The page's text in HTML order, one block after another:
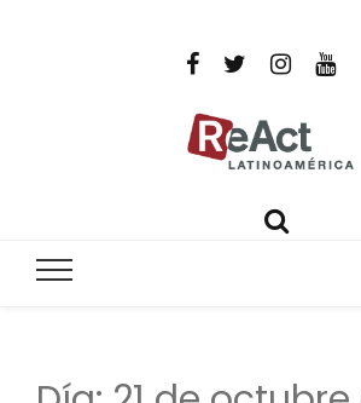
Por un mundo libre de infecciones